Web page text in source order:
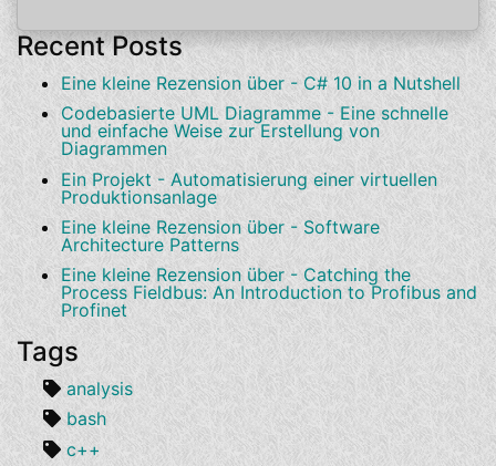
Recent Posts
Eine kleine Rezension über - C# 10 in a Nutshell
Codebasierte UML Diagramme - Eine schnelle
und einfache Weise zur Erstellung von
Diagrammen
Ein Projekt - Automatisierung einer virtuellen
Produktionsanlage
Eine kleine Rezension über - Software
Architecture Patterns
Eine kleine Rezension über - Catching the
Process Fieldbus: An Introduction to Profibus and
Profinet
Tags
analysis
bash
c++